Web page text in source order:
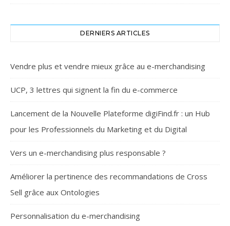
DERNIERS ARTICLES
Vendre plus et vendre mieux grâce au e-merchandising
UCP, 3 lettres qui signent la fin du e-commerce
Lancement de la Nouvelle Plateforme digiFind.fr : un Hub
pour les Professionnels du Marketing et du Digital
Vers un e-merchandising plus responsable ?
Améliorer la pertinence des recommandations de Cross
Sell grâce aux Ontologies
Personnalisation du e-merchandising